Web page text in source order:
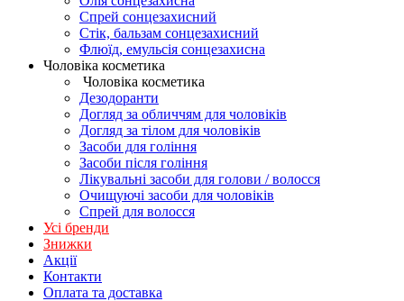
Спрей сонцезахисний
Стік, бальзам сонцезахисний
Флюїд, емульсія сонцезахисна
Чоловіка косметика
Чоловіка косметика
Дезодоранти
Догляд за обличчям для чоловіків
Догляд за тілом для чоловіків
Засоби для гоління
Засоби після гоління
Лікувальні засоби для голови / волосся
Очищуючі засоби для чоловіків
Спрей для волосся
Усі бренди
Знижки
Акції
Контакти
Оплата та доставка